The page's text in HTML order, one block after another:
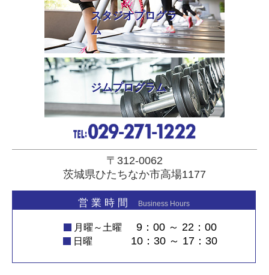
スタジオプログラ
ム
ジムプログラム
〒312-0062
茨城県ひたちなか市高場1177
営 業 時 間 Business Hours
月曜～土曜 9：00 ～ 22：00
日曜 10：30 ～ 17：30